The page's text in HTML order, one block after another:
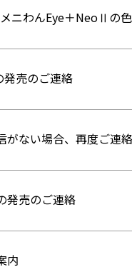
ニわんEye＋NeoⅡの
売のご連絡
がない場合、再度ご連
発売のご連絡
内